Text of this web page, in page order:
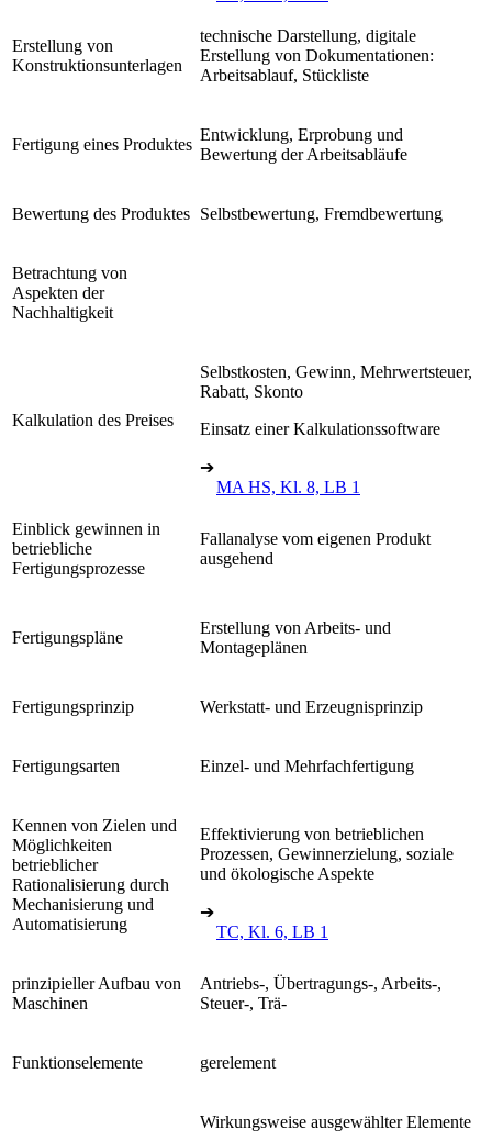
Erstellung von
Konstruktionsunterlagen
technische Darstellung, digitale
Erstellung von Dokumentationen:
Arbeitsablauf, Stückliste
Fertigung eines Produktes
Entwicklung, Erprobung und
Bewertung der Arbeitsabläufe
Bewertung des Produktes Selbstbewertung, Fremdbewertung
Betrachtung von
Aspekten der
Nachhaltigkeit
Kalkulation des Preises
Selbstkosten, Gewinn, Mehrwertsteuer,
Rabatt, Skonto
Einsatz einer Kalkulationssoftware
➔
MA HS, Kl. 8, LB 1
Einblick gewinnen in
betriebliche
Fertigungsprozesse
Fallanalyse vom eigenen Produkt
ausgehend
Fertigungspläne
Erstellung von Arbeits- und
Montageplänen
Fertigungsprinzip Werkstatt- und Erzeugnisprinzip
Fertigungsarten Einzel- und Mehrfachfertigung
Kennen von Zielen und
Möglichkeiten
betrieblicher
Rationalisierung durch
Mechanisierung und
Automatisierung
Effektivierung von betrieblichen
Prozessen, Gewinnerzielung, soziale
und ökologische Aspekte
➔
TC, Kl. 6, LB 1
prinzipieller Aufbau von
Maschinen
Antriebs-, Übertragungs-, Arbeits-,
Steuer-, Trä-
Funktionselemente gerelement
Wirkungsweise ausgewählter Elemente